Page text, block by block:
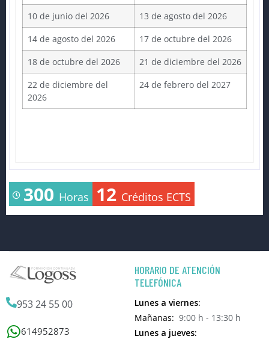
10 de junio del 2026
13 de agosto del 2026
14 de agosto del 2026
17 de octubre del 2026
18 de octubre del 2026
21 de diciembre del 2026
22 de diciembre del
2026
24 de febrero del 2027
300 Horas 12 Créditos ECTS
953 24 55 00
614952873
HORARIO DE ATENCIÓN
TELEFÓNICA
Lunes a viernes:
Mañanas: 9:00 h - 13:30 h
Lunes a jueves: